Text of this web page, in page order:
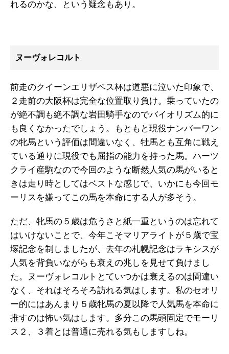
れるのかな、という疑念もあり。
ヌーヴォレコルト
前走のクイーンエリザベス杯は道悪に泣いた印象で、
２走前の大阪杯は完全な位置取り負け。乗っていたの
が絶不調も絶不調な岩田騎手なのでバイオリズム的に
も良くなかったでしょう。もともと現役ナンバーワン
の牝馬という評価は間違いなく、牡馬とも互角に戦え
ている通りに現役でも屈指の能力を持った馬。ハーツ
クライ産駒なので今回のような断然人気の馬がいると
きは走り時としてはベストな感じで、いかにも今回モ
ーリスを嫌ってこの馬を本命にする人が多そう。
ただ、牝馬の５歳は危うさと紙一重というのは忘れて
はいけないことで、今年こそマリアライトが５歳で宝
塚記念を制しましたが、去年の札幌記念はラキシスが
人気を背負いながらも衰えの兆しを見せて負けまし
た。ヌーヴォレコルトとていつかは衰えるのは間違い
なく、それはそろそろ訪れる気はします。私のセオリ
ー的にはあんまり５歳牝馬の夏以降で人気馬を本命に
推すのは怖い気はします。多分この馬頭固定でモーリ
ス２、３着とは普通に売れる気もしますしね。